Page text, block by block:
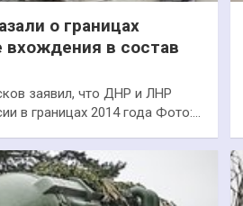
о границах
вхождения в состав
заявил, что ДНР и ЛНР
в границах 2014 года Фото:…